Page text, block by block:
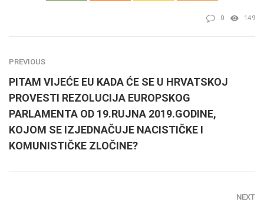
0 149
PREVIOUS
PITAM VIJEĆE EU KADA ĆE SE U HRVATSKOJ
PROVESTI REZOLUCIJA EUROPSKOG
PARLAMENTA OD 19.RUJNA 2019.GODINE,
KOJOM SE IZJEDNAČUJE NACISTIČKE I
KOMUNISTIČKE ZLOČINE?
NEXT